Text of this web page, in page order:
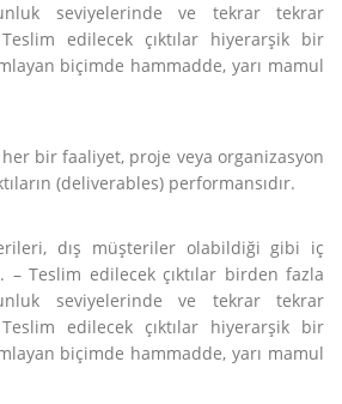
seviyelerinde ve tekrar tekrar
edilecek çıktılar hiyerarşik bir
biçimde hammadde, yarı mamul
bir faaliyet, proje veya organizasyon
(deliverables) performansıdır.
dış müşteriler olabildiği gibi iç
Teslim edilecek çıktılar birden fazla
seviyelerinde ve tekrar tekrar
edilecek çıktılar hiyerarşik bir
biçimde hammadde, yarı mamul